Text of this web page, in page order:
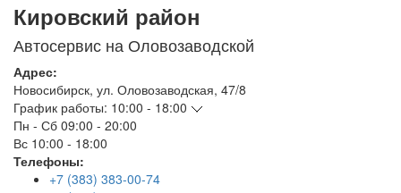
Кировский район
Автосервис на Оловозаводской
Адрес:
Новосибирск, ул. Оловозаводская, 47/8
График работы: 10:00 - 18:00
Пн - Сб 09:00 - 20:00
Вс 10:00 - 18:00
Телефоны:
+7 (383) 383-00-74